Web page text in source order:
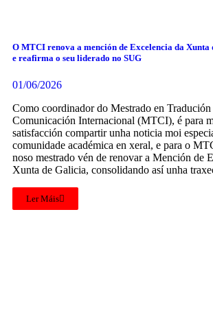
O MTCI renova a mención de Excelencia da Xunta
e reafirma o seu liderado no SUG
01/06/2026
Como coordinador do Mestrado en Tradución
Comunicación Internacional (MTCI), é para
satisfacción compartir unha noticia moi
comunidade académica en xeral, e para o
noso mestrado vén de renovar a Mención de
Xunta de Galicia, consolidando así unha
Ler Máis